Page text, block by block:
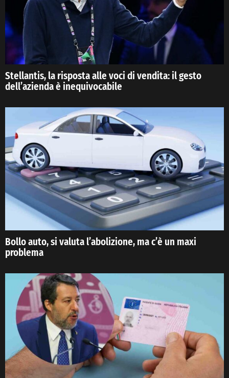
Stellantis, la risposta alle voci di vendita: il gesto
dell’azienda è inequivocabile
Bollo auto, si valuta l’abolizione, ma c’è un maxi
problema